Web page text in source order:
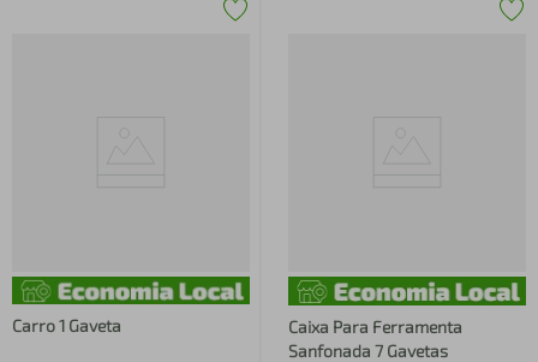
Carro 1 Gaveta
Caixa Para Ferramenta
Sanfonada 7 Gavetas